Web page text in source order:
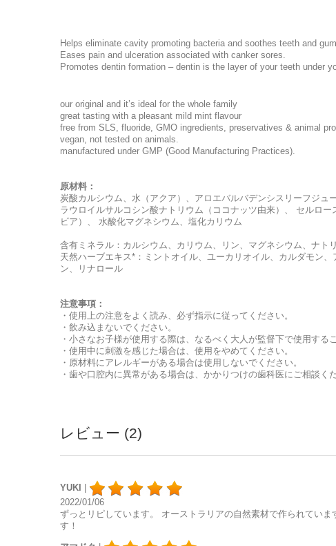
Helps eliminate cavity promoting bacteria and soothes teeth and
Eases pain and ulceration associated with canker sores.
Promotes dentin formation – dentin is the layer of your teeth under
our original and it’s ideal for the whole family
great tasting with a pleasant mild mint flavour
free from SLS, fluoride, GMO ingredients, preservatives & animal
vegan, not tested on animals.
manufactured under GMP (Good Manufacturing Practices).
原材料：
炭酸カルシウム、水（アクア）、アロエバルバデンシスリーフジュ
ラウロイルサルコシン酸ナトリウム（ココナッツ由来）、 セルロ
ビア）、 水酸化マグネシウム、塩化カリウム
含有ミネラル：カルシウム、カリウム、リン、マグネシウム、ナト
天然ハーブエキス*：ミントオイル、ユーカリオイル、カルダモン
ン、リナロール
注意事項：
・使用上の注意をよく読み、必ず指示に従ってください。
・飲み込まないでください。
・小さなお子様が使用する際は、なるべく大人が監督下で使用する
・使用中に刺激を感じた場合は、使用をやめてください。
・原材料にアレルギーがある場合は使用しないでください。
・歯や口腔内に異常がある場合は、かかりつけの歯科医にご相談くだ
レビュー (2)
YUKI |
2022/01/06
ずっとリピしています。 オーストラリアの自然素材で作られてい
す！